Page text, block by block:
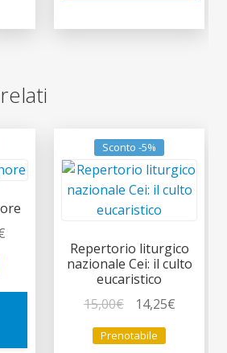
è:
Sconto -5%
Repertorio liturgico
nazionale Cei: il culto
eucaristico
15,00€
prezzo
originale
14,25€Il
Prenotabile